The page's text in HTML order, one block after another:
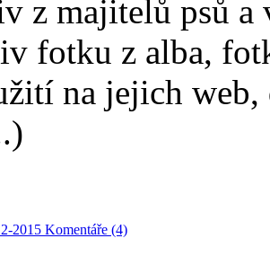
z majitelů psů a
fotku z alba,
na jejich
2015 Komentáře (4)